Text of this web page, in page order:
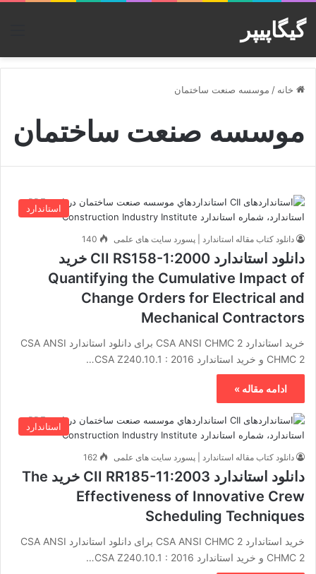
گیگاپیپر
خانه / موسسه صنعت ساختمان
موسسه صنعت ساختمان
استاندارد
دانلود کتاب مقاله استاندارد | پسورد سایت های علمی 140
دانلود استاندارد CII RS158-1:2000 خرید
Quantifying the Cumulative Impact of
Change Orders for Electrical and
Mechanical Contractors
خرید استاندارد CSA ANSI CHMC 2 برای دانلود استاندارد CSA ANSI
CHMC 2 و خرید استاندارد CSA Z240.10.1 : 2016…
ادامه مقاله »
استاندارد
دانلود کتاب مقاله استاندارد | پسورد سایت های علمی 162
دانلود استاندارد CII RR185-11:2003 خرید The
Effectiveness of Innovative Crew
Scheduling Techniques
خرید استاندارد CSA ANSI CHMC 2 برای دانلود استاندارد CSA ANSI
CHMC 2 و خرید استاندارد CSA Z240.10.1 : 2016…